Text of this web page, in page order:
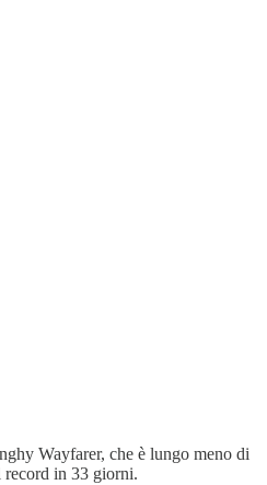
Wayfarer, che è lungo meno di
record in 33 giorni.